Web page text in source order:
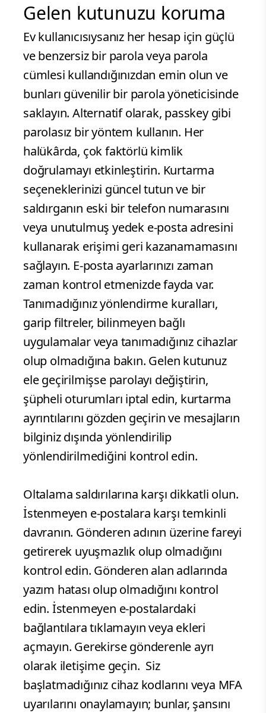
Gelen kutunuzu koruma
Ev kullanıcısıysanız her hesap için güçlü
ve benzersiz bir parola veya parola
cümlesi kullandığınızdan emin olun ve
bunları güvenilir bir parola yöneticisinde
saklayın. Alternatif olarak, passkey gibi
parolasız bir yöntem kullanın. Her
halükârda, çok faktörlü kimlik
doğrulamayı etkinleştirin. Kurtarma
seçeneklerinizi güncel tutun ve bir
saldırganın eski bir telefon numarasını
veya unutulmuş yedek e-posta adresini
kullanarak erişimi geri kazanamamasını
sağlayın. E-posta ayarlarınızı zaman
zaman kontrol etmenizde fayda var.
Tanımadığınız yönlendirme kuralları,
garip filtreler, bilinmeyen bağlı
uygulamalar veya tanımadığınız cihazlar
olup olmadığına bakın. Gelen kutunuz
ele geçirilmişse parolayı değiştirin,
şüpheli oturumları iptal edin, kurtarma
ayrıntılarını gözden geçirin ve mesajların
bilginiz dışında yönlendirilip
yönlendirilmediğini kontrol edin.
Oltalama saldırılarına karşı dikkatli olun.
İstenmeyen e-postalara karşı temkinli
davranın. Gönderen adının üzerine fareyi
getirerek uyuşmazlık olup olmadığını
kontrol edin. Gönderen alan adlarında
yazım hatası olup olmadığını kontrol
edin. İstenmeyen e-postalardaki
bağlantılara tıklamayın veya ekleri
açmayın. Gerekirse gönderenle ayrı
olarak iletişime geçin. Siz
başlatmadığınız cihaz kodlarını veya MFA
uyarılarını onaylamayın; bunlar, şansını